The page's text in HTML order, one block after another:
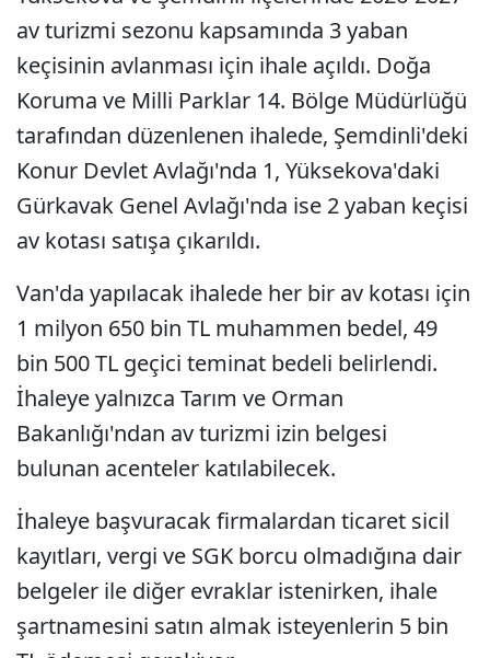
av turizmi sezonu kapsamında 3 yaban
keçisinin avlanması için ihale açıldı. Doğa
Koruma ve Milli Parklar 14. Bölge Müdürlüğü
tarafından düzenlenen ihalede, Şemdinli'deki
Konur Devlet Avlağı'nda 1, Yüksekova'daki
Gürkavak Genel Avlağı'nda ise 2 yaban keçisi
av kotası satışa çıkarıldı.
Van'da yapılacak ihalede her bir av kotası için
1 milyon 650 bin TL muhammen bedel, 49
bin 500 TL geçici teminat bedeli belirlendi.
İhaleye yalnızca Tarım ve Orman
Bakanlığı'ndan av turizmi izin belgesi
bulunan acenteler katılabilecek.
İhaleye başvuracak firmalardan ticaret sicil
kayıtları, vergi ve SGK borcu olmadığına dair
belgeler ile diğer evraklar istenirken, ihale
şartnamesini satın almak isteyenlerin 5 bin